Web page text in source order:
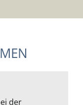
der
ich mich
Frau